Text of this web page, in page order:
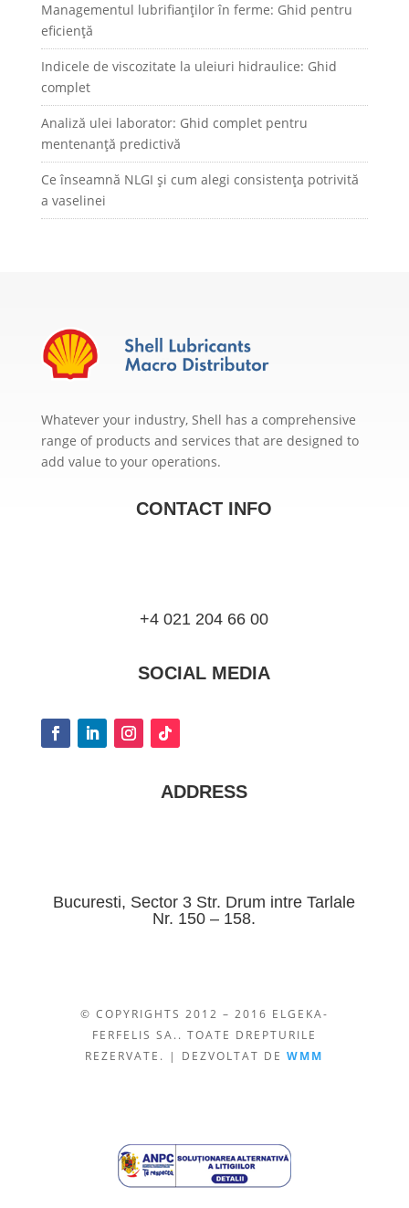
Managementul lubrifianților în ferme: Ghid pentru
eficiență
Indicele de viscozitate la uleiuri hidraulice: Ghid
complet
Analiză ulei laborator: Ghid complet pentru
mentenanță predictivă
Ce înseamnă NLGI și cum alegi consistența potrivită
a vaselinei
Whatever your industry, Shell has a comprehensive
range of products and services that are designed to
add value to your operations.
CONTACT INFO
+4 021 204 66 00
SOCIAL MEDIA
ADDRESS
Bucuresti, Sector 3 Str. Drum intre Tarlale
Nr. 150 – 158.
© COPYRIGHTS 2012 – 2016 ELGEKA-
FERFELIS SA.. TOATE DREPTURILE
REZERVATE. | DEZVOLTAT DEWMM